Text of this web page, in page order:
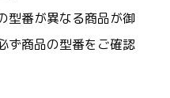
型番が異なる商品が御
ず商品の型番をご確認